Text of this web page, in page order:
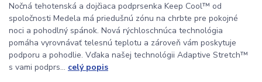
Nočná tehotenská a dojčiaca podprsenka Keep Cool™ od
spoločnosti Medela má priedušnú zónu na chrbte pre pokojné
noci a pohodlný spánok. Nová rýchloschnúca technológia
pomáha vyrovnávať telesnú teplotu a zároveň vám poskytuje
podporu a pohodlie. Vďaka našej technológii Adaptive Stretch™
s vami podprs... celý popis